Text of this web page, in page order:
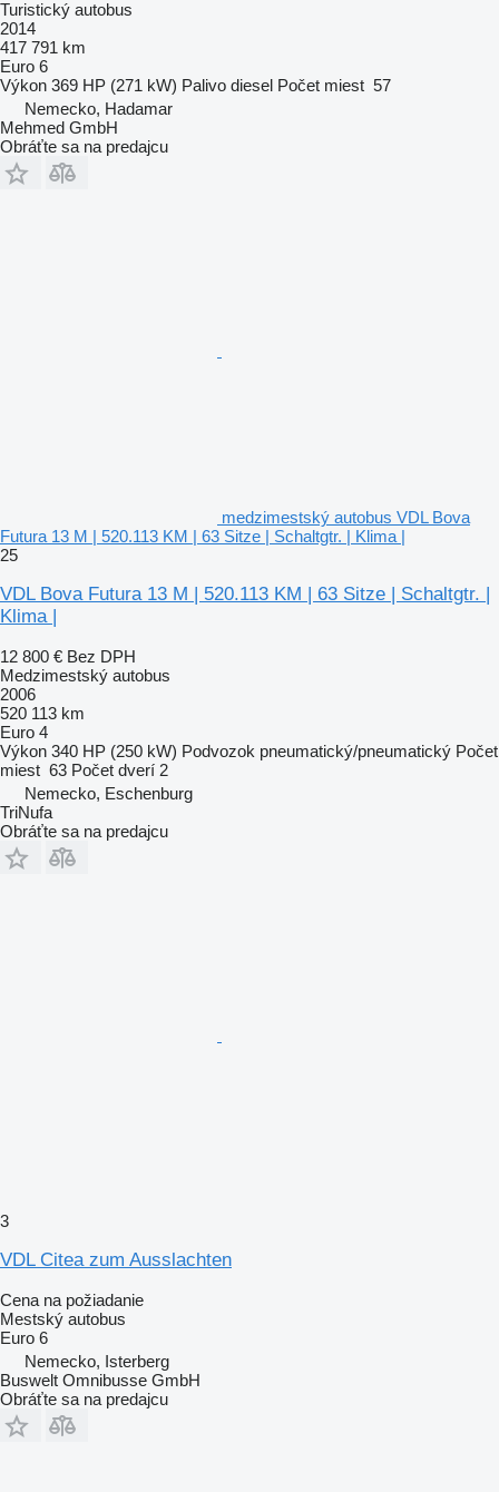
Turistický autobus
2014
417 791 km
Euro 6
Výkon 369 HP (271 kW) Palivo diesel Počet miest 57
Nemecko, Hadamar
Mehmed GmbH
Obráťte sa na predajcu
medzimestský autobus VDL Bova
Futura 13 M | 520.113 KM | 63 Sitze | Schaltgtr. | Klima |
25
VDL Bova Futura 13 M | 520.113 KM | 63 Sitze | Schaltgtr. |
Klima |
12 800 € Bez DPH
Medzimestský autobus
2006
520 113 km
Euro 4
Výkon 340 HP (250 kW) Podvozok pneumatický/pneumatický Počet
miest 63 Počet dverí 2
Nemecko, Eschenburg
TriNufa
Obráťte sa na predajcu
3
VDL Citea zum Ausslachten
Cena na požiadanie
Mestský autobus
Euro 6
Nemecko, Isterberg
Buswelt Omnibusse GmbH
Obráťte sa na predajcu